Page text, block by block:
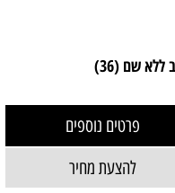
ללא שם (36)
פרטים נוספים
להצעת מחיר